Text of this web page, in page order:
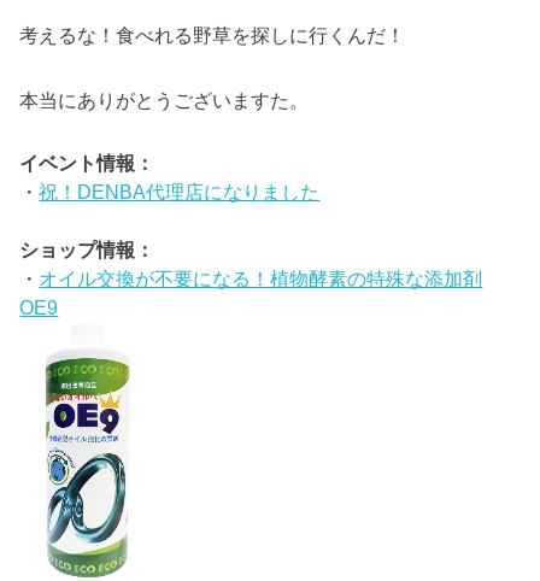
考えるな！食べれる野草を探しに行くんだ！
本当にありがとうございますた。
イベント情報：
・祝！DENBA代理店になりました
ショップ情報：
・ オイル交換が不要になる！植物酵素の特殊な添加剤
OE9